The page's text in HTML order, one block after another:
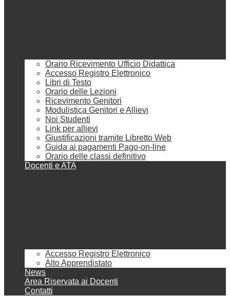
Orario Ricevimento Ufficio Didattica
Accesso Registro Elettronico
Libri di Testo
Orario delle Lezioni
Ricevimento Genitori
Modulistica Genitori e Allievi
Noi Studenti
Link per allievi
Giustificazioni tramite Libretto Web
Guida ai pagamenti Pago-on-line
Orario delle classi definitivo
Docenti e ATA
Accesso Registro Elettronico
Alto Apprendistato
News
Area Riservata ai Docenti
Contatti